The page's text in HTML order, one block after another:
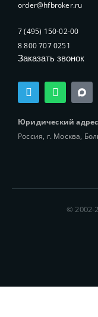
order@hfbroker.ru
7 (495) 150-02-00
8 800 707 0251
Заказать звонок
T
e
l
e
g
r
W
h
a
t
s
a
Юридический
Россия, г. Москва,
© 2002-